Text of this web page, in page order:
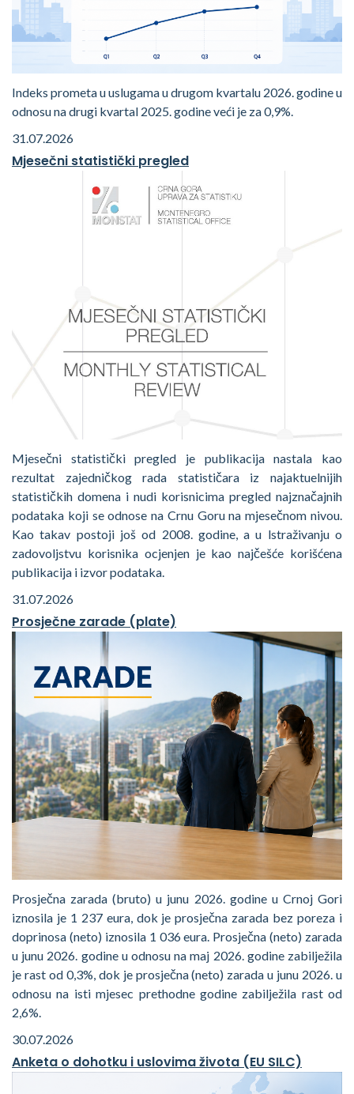
Indeks prometa u uslugama u drugom kvartalu 2026. godine u
odnosu na drugi kvartal 2025. godine veći je za 0,9%.
31.07.2026
Mjesečni statistički pregled
Mjesečni statistički pregled je publikacija nastala kao
rezultat zajedničkog rada statističara iz najaktuelnijih
statističkih domena i nudi korisnicima pregled najznačajnih
podataka koji se odnose na Crnu Goru na mjesečnom nivou.
Kao takav postoji još od 2008. godine, a u lstraživanju o
zadovoljstvu korisnika ocjenjen je kao najčešće korišćena
publikacija i izvor podataka.
31.07.2026
Prosječne zarade (plate)
Prosječna zarada (bruto) u junu 2026. godine u Crnoj Gori
iznosila je 1 237 eura, dok je prosječna zarada bez poreza i
doprinosa (neto) iznosila 1 036 eura. Prosječna (neto) zarada
u junu 2026. godine u odnosu na maj 2026. godine zabilježila
je rast od 0,3%, dok je prosječna (neto) zarada u junu 2026. u
odnosu na isti mjesec prethodne godine zabilježila rast od
2,6%.
30.07.2026
Anketa o dohotku i uslovima života (EU SILC)